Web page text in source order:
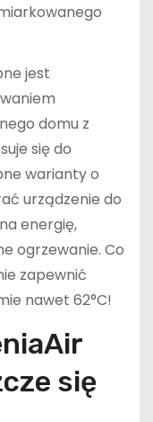
jest
domu z
się do
warianty o
urządzenie do
energię,
ogrzewanie. Co
zapewnić
nawet 62°C!
się